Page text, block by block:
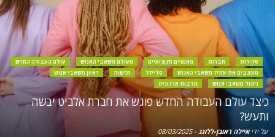
סקירות חברות מאמרים מקצועיים מעולם משאבי האנוש
עולם העבודה החדש
מעצבים את עתיד משאבי האנוש
סליידר חדשות
ראיון משאבי אנוש
ניהול משאבי אנוש
תרבות ארגונית
כיצד עולם העבודה החדש פוגש את חברת אלביט יבשה
ותעש?
על ידיאיילה ראובן-ללונג -
08/03/2025